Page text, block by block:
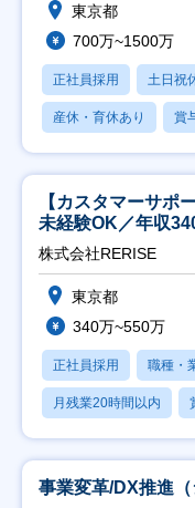
東京都
700万~1500万
正社員採用 土日祝
産休・育休あり 賞
【カスタマーサポ
未経験OK／年収
株式会社RERISE
東京都
340万~550万
正社員採用 職種・
月残業20時間以内
事業変革/DX推進（